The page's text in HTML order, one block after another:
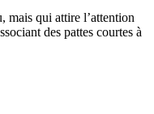
mais qui attire l’attention
des pattes courtes à